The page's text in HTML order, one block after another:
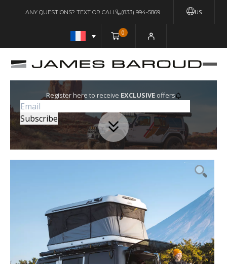
US
ANY QUESTIONS? TEXT OR CALL (833) 994-5869
0
Register here to receive EXCLUSIVEoffers